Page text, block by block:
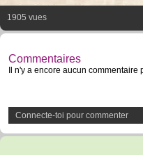
1905 vues
Commentaires
Il n'y a encore aucun commentaire
Connecte-toi pour commenter